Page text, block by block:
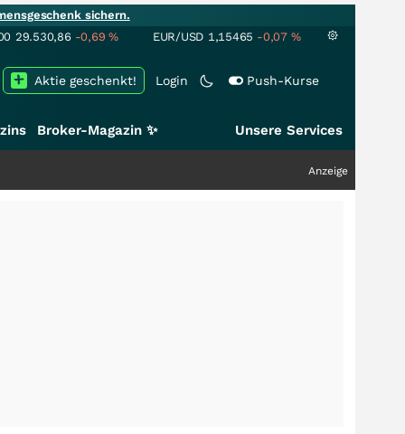
sichern.
29.530,86 -0,69% EUR/USD 1,15465 -0,07 %
Login Push-Kurse
Aktie geschenkt!
Broker-Magazin ✨ Unsere Services
Anzeige